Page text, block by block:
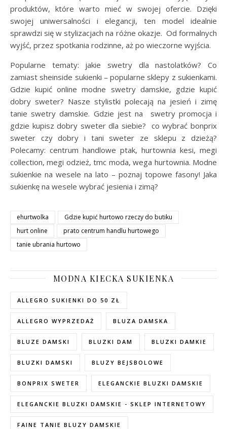
produktów, które warto mieć w swojej ofercie. Dzięki
swojej uniwersalności i elegancji, ten model idealnie
sprawdzi się w stylizacjach na różne okazje. Od formalnych
wyjść, przez spotkania rodzinne, aż po wieczorne wyjścia.
Popularne tematy: jakie swetry dla nastolatków? Co
zamiast sheinside sukienki – popularne sklepy z sukienkami.
Gdzie kupić online modne swetry damskie, gdzie kupić
dobry sweter? Nasze stylistki polecają na jesień i zimę
tanie swetry damskie. Gdzie jest na swetry promocja i
gdzie kupisz dobry sweter dla siebie? co wybrać bonprix
sweter czy dobry i tani sweter ze sklepu z dzieżą?
Polecamy: centrum handlowe ptak, hurtownia kesi, megi
collection, megi odzież, tmc moda, wega hurtownia. Modne
sukienkie na wesele na lato – poznaj topowe fasony! Jaka
sukienkę na wesele wybrać jesienia i zimą?
ehurtwolka
Gdzie kupić hurtowo rzeczy do butiku
hurt online
prato centrum handlu hurtowego
tanie ubrania hurtowo
MODNA KIECKA SUKIENKA
ALLEGRO SUKIENKI DO 50 ZŁ
ALLEGRO WYPRZEDAŻ BLUZA DAMSKA
BLUZE DAMSKI BLUZKI DAM BLUZKI DAMKIE
BLUZKI DAMSKI BLUZY BEJSBOLOWE
BONPRIX SWETER ELEGANCKIE BLUZKI DAMSKIE
ELEGANCKIE BLUZKI DAMSKIE - SKLEP INTERNETOWY
FAINE TANIE BLUZY DAMSKIE